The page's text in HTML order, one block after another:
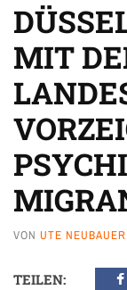
MIT
VON UTE NEUBAUER
TEILEN: